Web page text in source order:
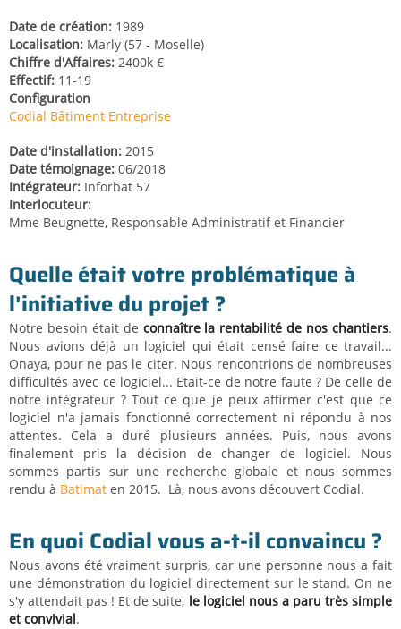
Date de création 1989
Localisation Marly (57 - Moselle)
Chiffre d'Affaires 2400k €
Effectif 11-19
Configuration
Codial Bâtiment Entreprise
Date d'installation 2015
Date témoignage 06/2018
Intégrateur Inforbat 57
Interlocuteur
Mme Beugnette, Responsable Administratif et Financier
Quelle était votre problématique à
l'initiative du projet ?
Notre besoin était de connaître la rentabilité de nos chantiers.
Nous avions déjà un logiciel qui était censé faire ce travail...
Onaya, pour ne pas le citer. Nous rencontrions de nombreuses
difficultés avec ce logiciel... Etait-ce de notre faute ? De celle de
notre intégrateur ? Tout ce que je peux affirmer c'est que ce
logiciel n'a jamais fonctionné correctement ni répondu à nos
attentes. Cela a duré plusieurs années. Puis, nous avons
finalement pris la décision de changer de logiciel. Nous
sommes partis sur une recherche globale et nous sommes
rendu à Batimat en 2015. Là, nous avons découvert Codial.
En quoi Codial vous a-t-il convaincu ?
Nous avons été vraiment surpris, car une personne nous a fait
une démonstration du logiciel directement sur le stand. On ne
s'y attendait pas ! Et de suite, le logiciel nous a paru très simple
et convivial.